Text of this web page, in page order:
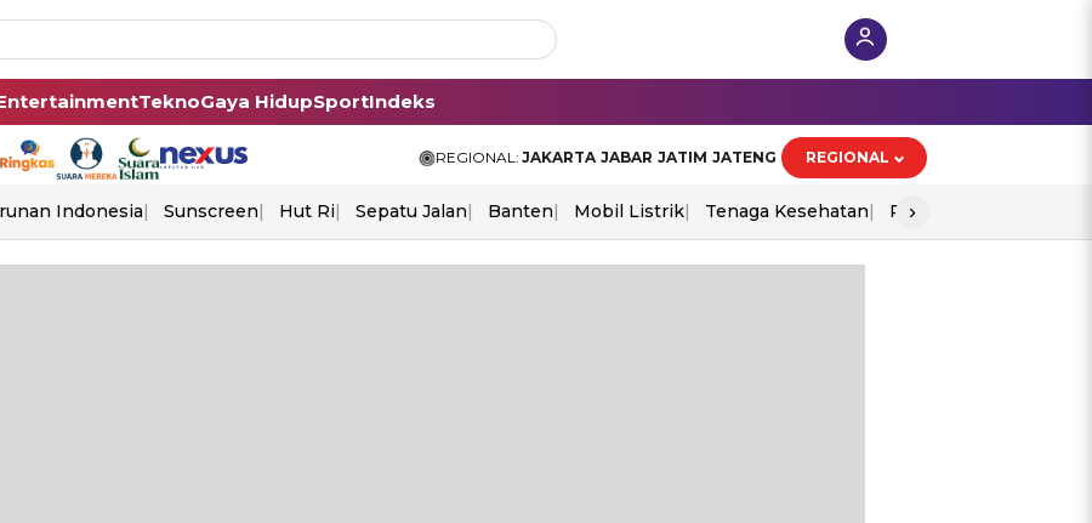
TeknoGaya HidupSportIndeks
REGIONAL: JAKARTA JABAR JATIM JATENG REGIONAL
Indonesia Sunscreen Hut Ri Sepatu Jalan Banten Mobil Listrik Tenaga Kesehatan Perang As-Iran
›